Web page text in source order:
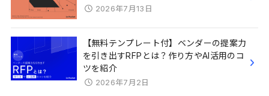
2026年7月13日
【無料テンプレート付】ベンダーの提案力
を引き出すRFPとは？作り方やAI活用のコ
ツを紹介
2026年7月2日